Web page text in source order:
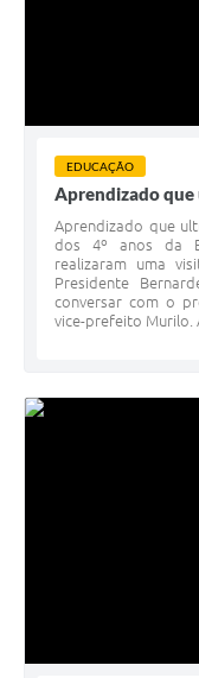
EDUCAÇÃO
Aprendizado que
Aprendizado que
dos 4º anos da
realizaram uma
Presidente
conversar com o
vice-prefeito Murilo.